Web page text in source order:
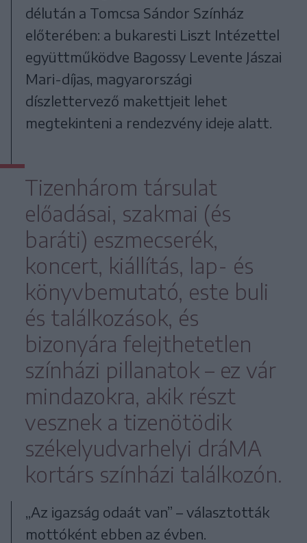
délután a Tomcsa Sándor Színház
előterében: a bukaresti Liszt Intézettel
együttműködve Bagossy Levente Jászai
Mari-díjas, magyarországi
díszlettervező makettjeit lehet
megtekinteni a rendezvény ideje alatt.
Tizenhárom társulat
előadásai, szakmai (és
baráti) eszmecserék,
koncert, kiállítás, lap- és
könyvbemutató, este buli
és találkozások, és
bizonyára felejthetetlen
színházi pillanatok – ez vár
mindazokra, akik részt
vesznek a tizenötödik
székelyudvarhelyi dráMA
kortárs színházi találkozón.
„Az igazság odaát van” – választották
mottóként ebben az évben.